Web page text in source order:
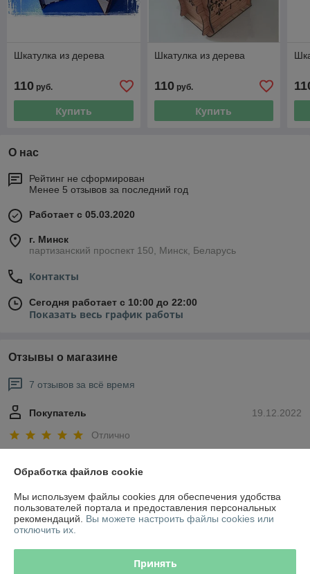
Шкатулка из дерева
110 руб.
Купить
Шкатулка из дерева
110руб.
Купить
О нас
Рейтинг не сформирован
Менее 5 отзывов за последний год
Работает с 05.03.2020
г. Минск
партизанский проспект 150, Минск, Беларусь
Контакты
Сегодня работает с 10:00 до 22:00
Показать весь график работы
Отзывы о магазине
7 отзывов за всё время
19.12.2022
Покупатель
Отлично
хотелкам, объяснил какую доску лучше выбрать для новичка и
Сделка подтверждена через корзину
Обработка файлов cookie
Мы используем файлы cookies для обеспечения удобства
пользователей портала и предоставления персональных
рекомендаций. Вы можете настроить файлы cookies или
отключить их.
Принять